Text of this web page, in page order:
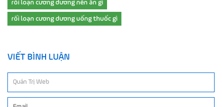
rối loạn cương dương nên ăn gì
rối loạn cương dương uống thuốc gì
VIẾT BÌNH LUẬN